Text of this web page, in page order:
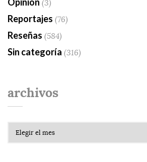
(3)
Reportajes (76)
Reseñas (584)
Sin categoría (316)
archivos